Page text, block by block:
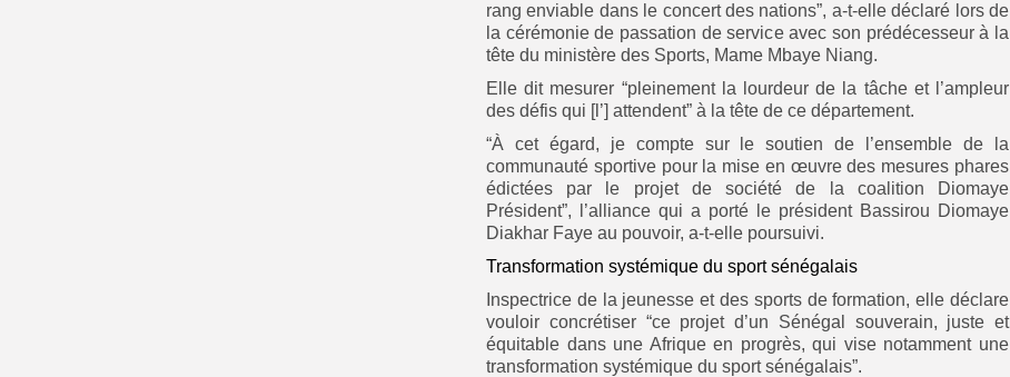
rang enviable dans le concert des nations”, a-t-elle déclaré lors de
la cérémonie de passation de service avec son prédécesseur à la
tête du ministère des Sports, Mame Mbaye Niang.
Elle dit mesurer “pleinement la lourdeur de la tâche et l’ampleur
des défis qui [l’] attendent” à la tête de ce département.
“À cet égard, je compte sur le soutien de l’ensemble de la
communauté sportive pour la mise en œuvre des mesures phares
édictées par le projet de société de la coalition Diomaye
Président”, l’alliance qui a porté le président Bassirou Diomaye
Diakhar Faye au pouvoir, a-t-elle poursuivi.
Transformation systémique du sport sénégalais
Inspectrice de la jeunesse et des sports de formation, elle déclare
vouloir concrétiser “ce projet d’un Sénégal souverain, juste et
équitable dans une Afrique en progrès, qui vise notamment une
transformation systémique du sport sénégalais”.